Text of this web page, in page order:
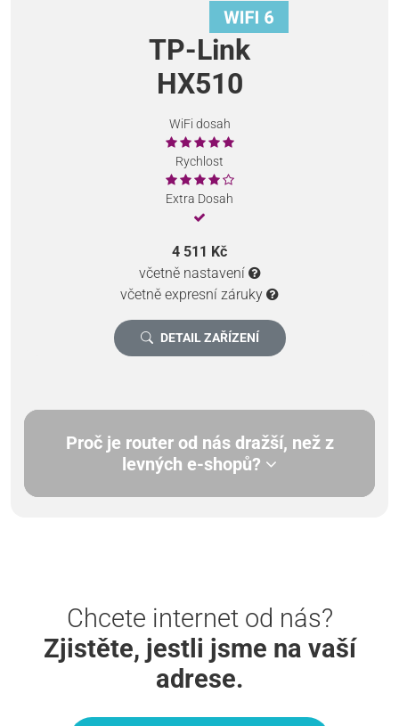
TP-Link
HX510
WiFi dosah
Rychlost
Extra Dosah
4 511 Kč
včetně nastavení
včetně expresní záruky
DETAIL ZAŘÍZENÍ
Proč je router od nás dražší, než z
levných e-shopů?
Chcete internet od nás?
Zjistěte, jestli jsme na vaší
adrese.